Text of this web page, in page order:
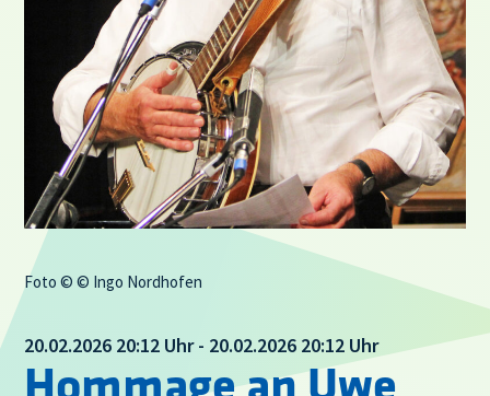
Foto © © Ingo Nordhofen
20.02.2026 20:12 Uhr - 20.02.2026 20:12 Uhr
Hommage an Uwe